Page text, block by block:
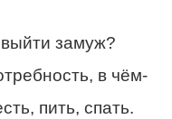
замуж?
в чём-
пить, спать.